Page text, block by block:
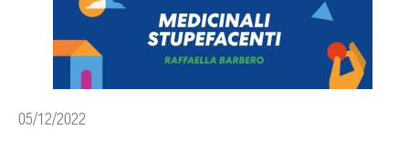
05/12/2022